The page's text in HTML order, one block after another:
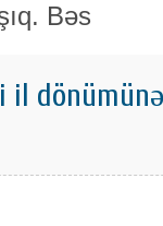
Bəs
il